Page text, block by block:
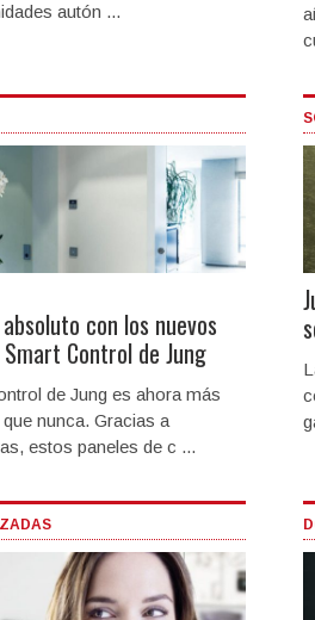
autón ...
con los nuevos
Control de Jung
de Jung es ahora más
nunca. Gracias a
estos paneles de c ...